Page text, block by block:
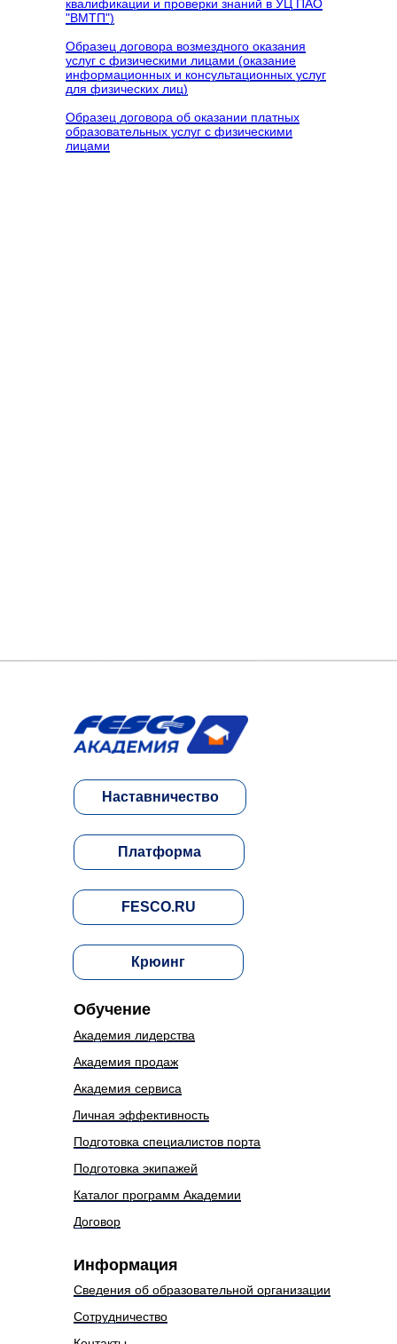
квалификации и проверки знаний в УЦ ПАО
"ВМТП")
Образец договора возмездного оказания
услуг с физическими лицами (оказание
информационных и консультационных услуг
для физических лиц)
Образец договора об оказании платных
образовательных услуг с физическими
лицами
Сотрудничество
Сведения об образовательной организации
Информация
Договор
Каталог программ Академии
Подготовка экипажей
Подготовка специалистов порта
Академия продаж
Академия сервиса
Личная эффективность
Академия лидерства
Обучение
Наставничество
Платформа
FESCO.RU
Крюинг